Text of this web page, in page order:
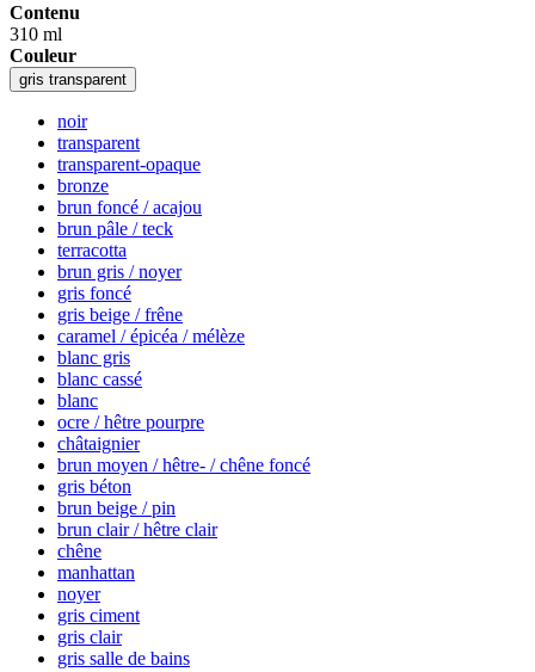
Contenu
310 ml
Couleur
gris transparent
noir
transparent
transparent-opaque
bronze
brun foncé / acajou
brun pâle / teck
terracotta
brun gris / noyer
gris foncé
gris beige / frêne
caramel / épicéa / mélèze
blanc gris
blanc cassé
blanc
ocre / hêtre pourpre
châtaignier
brun moyen / hêtre- / chêne foncé
gris béton
brun beige / pin
brun clair / hêtre clair
chêne
manhattan
noyer
gris ciment
gris clair
gris salle de bains